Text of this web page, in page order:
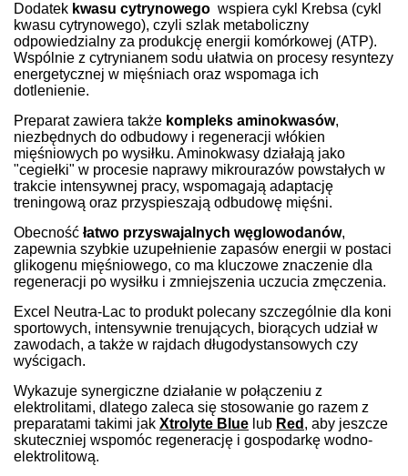
Dodatek kwasu cytrynowego wspiera cykl Krebsa (cykl
kwasu cytrynowego), czyli szlak metaboliczny
odpowiedzialny za produkcję energii komórkowej (ATP).
Wspólnie z cytrynianem sodu ułatwia on procesy resyntezy
energetycznej w mięśniach oraz wspomaga ich
dotlenienie.
Preparat zawiera także kompleks aminokwasów,
niezbędnych do odbudowy i regeneracji włókien
mięśniowych po wysiłku. Aminokwasy działają jako
"cegiełki" w procesie naprawy mikrourazów powstałych w
trakcie intensywnej pracy, wspomagają adaptację
treningową oraz przyspieszają odbudowę mięśni.
Obecność łatwo przyswajalnych węglowodanów,
zapewnia szybkie uzupełnienie zapasów energii w postaci
glikogenu mięśniowego, co ma kluczowe znaczenie dla
regeneracji po wysiłku i zmniejszenia uczucia zmęczenia.
Excel Neutra-Lac to produkt polecany szczególnie dla koni
sportowych, intensywnie trenujących, biorących udział w
zawodach, a także w rajdach długodystansowych czy
wyścigach.
Wykazuje synergiczne działanie w połączeniu z
elektrolitami, dlatego zaleca się stosowanie go razem z
preparatami takimi jak Xtrolyte Blue lub Red , aby jeszcze
skuteczniej wspomóc regenerację i gospodarkę wodno-
elektrolitową.